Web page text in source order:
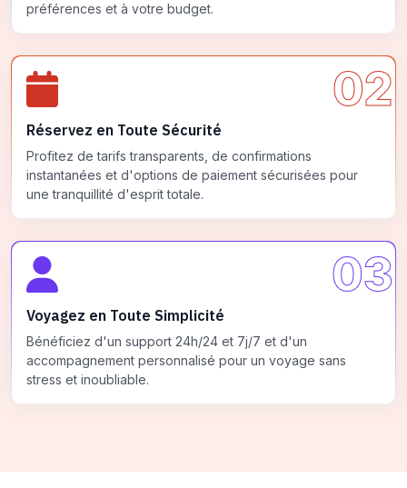
préférences et à votre budget.
02
Réservez en Toute Sécurité
Profitez de tarifs transparents, de confirmations
instantanées et d'options de paiement sécurisées pour
une tranquillité d'esprit totale.
03
Voyagez en Toute Simplicité
Bénéficiez d'un support 24h/24 et 7j/7 et d'un
accompagnement personnalisé pour un voyage sans
stress et inoubliable.